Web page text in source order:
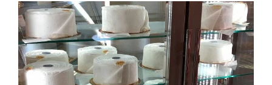
Zeige
grösseres
Bild